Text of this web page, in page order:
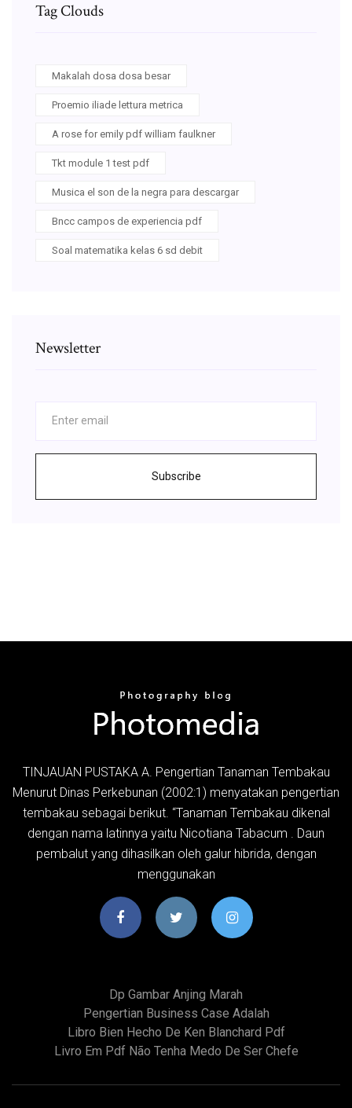
Tag Clouds
Makalah dosa dosa besar
Proemio iliade lettura metrica
A rose for emily pdf william faulkner
Tkt module 1 test pdf
Musica el son de la negra para descargar
Bncc campos de experiencia pdf
Soal matematika kelas 6 sd debit
Newsletter
Subscribe
TINJAUAN PUSTAKA A. Pengertian Tanaman Tembakau
Menurut Dinas Perkebunan (2002:1) menyatakan pengertian
tembakau sebagai berikut. “Tanaman Tembakau dikenal
dengan nama latinnya yaitu Nicotiana Tabacum . Daun
pembalut yang dihasilkan oleh galur hibrida, dengan
menggunakan
Dp Gambar Anjing Marah
Pengertian Business Case Adalah
Libro Bien Hecho De Ken Blanchard Pdf
Livro Em Pdf Não Tenha Medo De Ser Chefe